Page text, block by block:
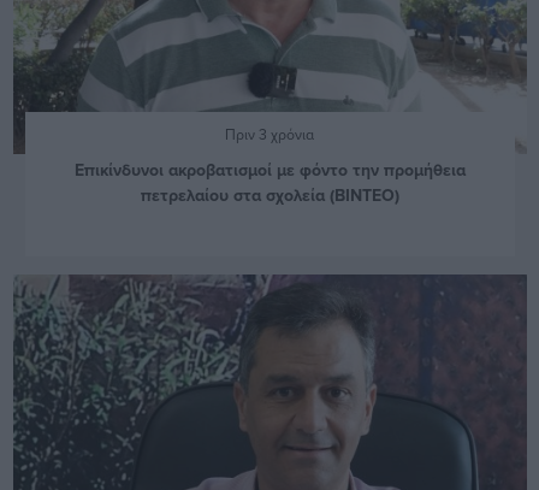
Πριν 3 χρόνια
Επικίνδυνοι ακροβατισμοί με φόντο την προμήθεια
πετρελαίου στα σχολεία (ΒΙΝΤΕΟ)